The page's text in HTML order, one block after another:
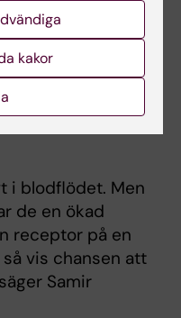
sätt för att
på ytan
dock inte om att
i blodflödet. Men
de en ökad
receptor på en
vis chansen att
Samir
kakor